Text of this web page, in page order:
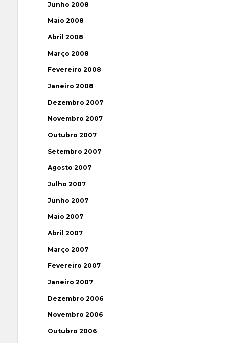
Junho 2008
Maio 2008
Abril 2008
Março 2008
Fevereiro 2008
Janeiro 2008
Dezembro 2007
Novembro 2007
Outubro 2007
Setembro 2007
Agosto 2007
Julho 2007
Junho 2007
Maio 2007
Abril 2007
Março 2007
Fevereiro 2007
Janeiro 2007
Dezembro 2006
Novembro 2006
Outubro 2006